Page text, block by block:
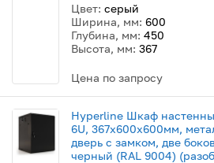
Цвет: серый
Ширина, мм: 600
Глубина, мм: 450
Высота, мм: 367
Цена по запросу
Hyperline Шкаф
6U, 367x600х600мм,
дверь с замком, две
черный (RAL 9004)